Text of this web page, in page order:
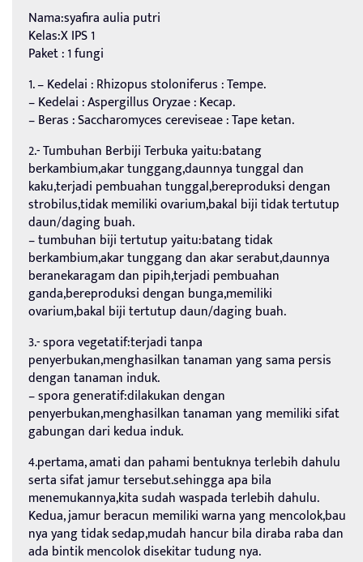
Nama:syafira aulia putri
Kelas:X IPS 1
Paket : 1 fungi
1. – Kedelai : Rhizopus stoloniferus : Tempe.
– Kedelai : Aspergillus Oryzae : Kecap.
– Beras : Saccharomyces cereviseae : Tape ketan.
2.- Tumbuhan Berbiji Terbuka yaitu:batang
berkambium,akar tunggang,daunnya tunggal dan
kaku,terjadi pembuahan tunggal,bereproduksi dengan
strobilus,tidak memiliki ovarium,bakal biji tidak tertutup
daun/daging buah.
– tumbuhan biji tertutup yaitu:batang tidak
berkambium,akar tunggang dan akar serabut,daunnya
beranekaragam dan pipih,terjadi pembuahan
ganda,bereproduksi dengan bunga,memiliki
ovarium,bakal biji tertutup daun/daging buah.
3.- spora vegetatif:terjadi tanpa
penyerbukan,menghasilkan tanaman yang sama persis
dengan tanaman induk.
– spora generatif:dilakukan dengan
penyerbukan,menghasilkan tanaman yang memiliki sifat
gabungan dari kedua induk.
4.pertama, amati dan pahami bentuknya terlebih dahulu
serta sifat jamur tersebut.sehingga apa bila
menemukannya,kita sudah waspada terlebih dahulu.
Kedua, jamur beracun memiliki warna yang mencolok,bau
nya yang tidak sedap,mudah hancur bila diraba raba dan
ada bintik mencolok disekitar tudung nya.